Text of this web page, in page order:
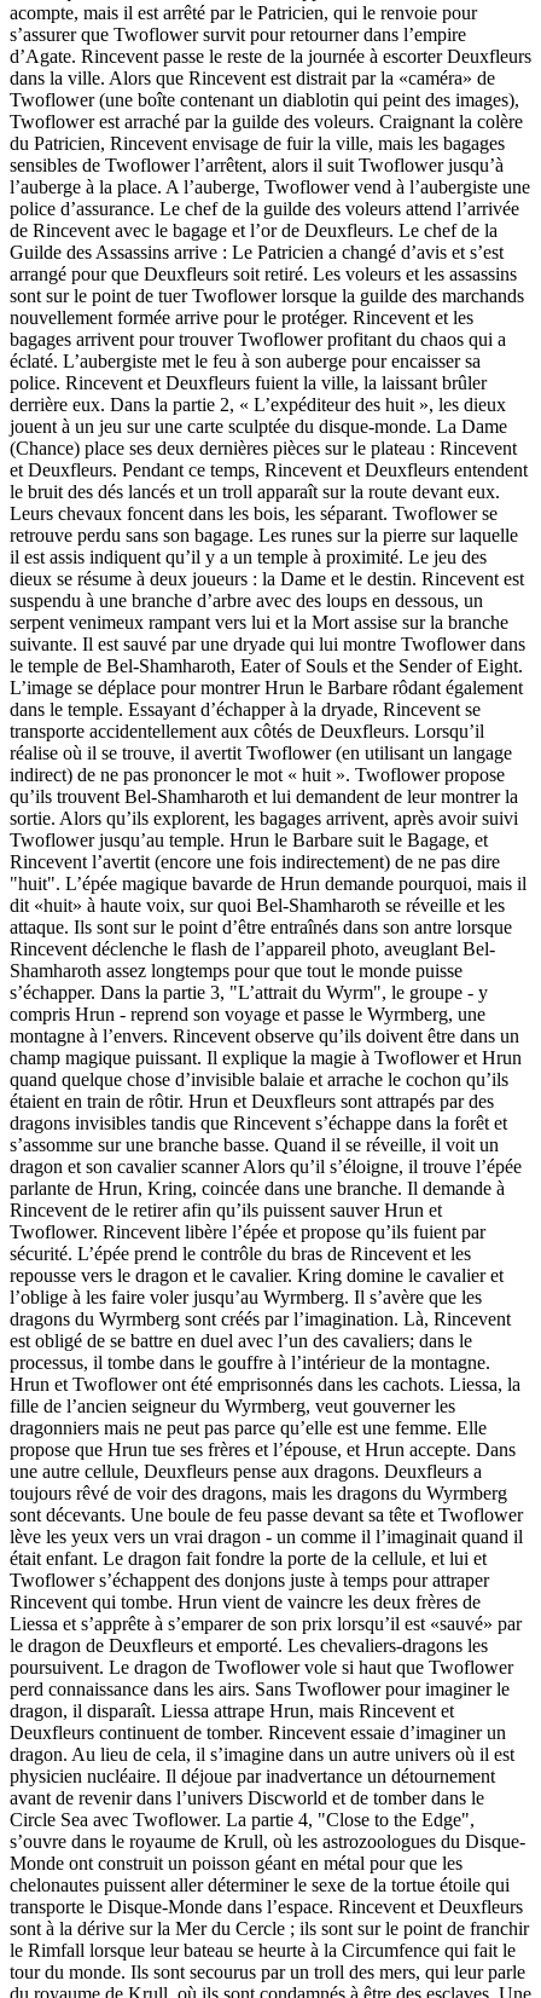
acompte, mais il est arrêté par le Patricien, qui le renvoie pour
s’assurer que Twoflower survit pour retourner dans l’empire
d’Agate. Rincevent passe le reste de la journée à escorter Deuxfleurs
dans la ville. Alors que Rincevent est distrait par la «caméra» de
Twoflower (une boîte contenant un diablotin qui peint des images),
Twoflower est arraché par la guilde des voleurs. Craignant la colère
du Patricien, Rincevent envisage de fuir la ville, mais les bagages
sensibles de Twoflower l’arrêtent, alors il suit Twoflower jusqu’à
l’auberge à la place. A l’auberge, Twoflower vend à l’aubergiste une
police d’assurance. Le chef de la guilde des voleurs attend l’arrivée
de Rincevent avec le bagage et l’or de Deuxfleurs. Le chef de la
Guilde des Assassins arrive : Le Patricien a changé d’avis et s’est
arrangé pour que Deuxfleurs soit retiré. Les voleurs et les assassins
sont sur le point de tuer Twoflower lorsque la guilde des marchands
nouvellement formée arrive pour le protéger. Rincevent et les
bagages arrivent pour trouver Twoflower profitant du chaos qui a
éclaté. L’aubergiste met le feu à son auberge pour encaisser sa
police. Rincevent et Deuxfleurs fuient la ville, la laissant brûler
derrière eux. Dans la partie 2, « L’expéditeur des huit », les dieux
jouent à un jeu sur une carte sculptée du disque-monde. La Dame
(Chance) place ses deux dernières pièces sur le plateau : Rincevent
et Deuxfleurs. Pendant ce temps, Rincevent et Deuxfleurs entendent
le bruit des dés lancés et un troll apparaît sur la route devant eux.
Leurs chevaux foncent dans les bois, les séparant. Twoflower se
retrouve perdu sans son bagage. Les runes sur la pierre sur laquelle
il est assis indiquent qu’il y a un temple à proximité. Le jeu des
dieux se résume à deux joueurs : la Dame et le destin. Rincevent est
suspendu à une branche d’arbre avec des loups en dessous, un
serpent venimeux rampant vers lui et la Mort assise sur la branche
suivante. Il est sauvé par une dryade qui lui montre Twoflower dans
le temple de Bel-Shamharoth, Eater of Souls et the Sender of Eight.
L’image se déplace pour montrer Hrun le Barbare rôdant également
dans le temple. Essayant d’échapper à la dryade, Rincevent se
transporte accidentellement aux côtés de Deuxfleurs. Lorsqu’il
réalise où il se trouve, il avertit Twoflower (en utilisant un langage
indirect) de ne pas prononcer le mot « huit ». Twoflower propose
qu’ils trouvent Bel-Shamharoth et lui demandent de leur montrer la
sortie. Alors qu’ils explorent, les bagages arrivent, après avoir suivi
Twoflower jusqu’au temple. Hrun le Barbare suit le Bagage, et
Rincevent l’avertit (encore une fois indirectement) de ne pas dire
"huit". L’épée magique bavarde de Hrun demande pourquoi, mais il
dit «huit» à haute voix, sur quoi Bel-Shamharoth se réveille et les
attaque. Ils sont sur le point d’être entraînés dans son antre lorsque
Rincevent déclenche le flash de l’appareil photo, aveuglant Bel-
Shamharoth assez longtemps pour que tout le monde puisse
s’échapper. Dans la partie 3, "L’attrait du Wyrm", le groupe - y
compris Hrun - reprend son voyage et passe le Wyrmberg, une
montagne à l’envers. Rincevent observe qu’ils doivent être dans un
champ magique puissant. Il explique la magie à Twoflower et Hrun
quand quelque chose d’invisible balaie et arrache le cochon qu’ils
étaient en train de rôtir. Hrun et Deuxfleurs sont attrapés par des
dragons invisibles tandis que Rincevent s’échappe dans la forêt et
s’assomme sur une branche basse. Quand il se réveille, il voit un
dragon et son cavalier scanner Alors qu’il s’éloigne, il trouve l’épée
parlante de Hrun, Kring, coincée dans une branche. Il demande à
Rincevent de le retirer afin qu’ils puissent sauver Hrun et
Twoflower. Rincevent libère l’épée et propose qu’ils fuient par
sécurité. L’épée prend le contrôle du bras de Rincevent et les
repousse vers le dragon et le cavalier. Kring domine le cavalier et
l’oblige à les faire voler jusqu’au Wyrmberg. Il s’avère que les
dragons du Wyrmberg sont créés par l’imagination. Là, Rincevent
est obligé de se battre en duel avec l’un des cavaliers; dans le
processus, il tombe dans le gouffre à l’intérieur de la montagne.
Hrun et Twoflower ont été emprisonnés dans les cachots. Liessa, la
fille de l’ancien seigneur du Wyrmberg, veut gouverner les
dragonniers mais ne peut pas parce qu’elle est une femme. Elle
propose que Hrun tue ses frères et l’épouse, et Hrun accepte. Dans
une autre cellule, Deuxfleurs pense aux dragons. Deuxfleurs a
toujours rêvé de voir des dragons, mais les dragons du Wyrmberg
sont décevants. Une boule de feu passe devant sa tête et Twoflower
lève les yeux vers un vrai dragon - un comme il l’imaginait quand il
était enfant. Le dragon fait fondre la porte de la cellule, et lui et
Twoflower s’échappent des donjons juste à temps pour attraper
Rincevent qui tombe. Hrun vient de vaincre les deux frères de
Liessa et s’apprête à s’emparer de son prix lorsqu’il est «sauvé» par
le dragon de Deuxfleurs et emporté. Les chevaliers-dragons les
poursuivent. Le dragon de Twoflower vole si haut que Twoflower
perd connaissance dans les airs. Sans Twoflower pour imaginer le
dragon, il disparaît. Liessa attrape Hrun, mais Rincevent et
Deuxfleurs continuent de tomber. Rincevent essaie d’imaginer un
dragon. Au lieu de cela, il s’imagine dans un autre univers où il est
physicien nucléaire. Il déjoue par inadvertance un détournement
avant de revenir dans l’univers Discworld et de tomber dans le
Circle Sea avec Twoflower. La partie 4, "Close to the Edge",
s’ouvre dans le royaume de Krull, où les astrozoologues du Disque-
Monde ont construit un poisson géant en métal pour que les
chelonautes puissent aller déterminer le sexe de la tortue étoile qui
transporte le Disque-Monde dans l’espace. Rincevent et Deuxfleurs
sont à la dérive sur la Mer du Cercle ; ils sont sur le point de franchir
le Rimfall lorsque leur bateau se heurte à la Circumfence qui fait le
tour du monde. Ils sont secourus par un troll des mers, qui leur parle
du royaume de Krull, où ils sont condamnés à être des esclaves. Une